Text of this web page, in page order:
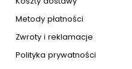
Metody płatności
Zwroty i reklamacje
Polityka prywatności